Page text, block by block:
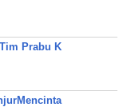
Prabu K